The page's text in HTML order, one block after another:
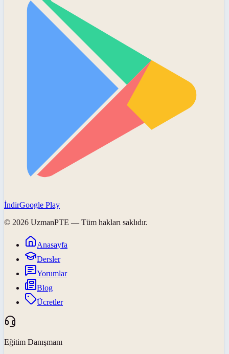
İndirGoogle Play
© 2026 UzmanPTE — Tüm hakları saklıdır.
Anasayfa
Dersler
Yorumlar
Blog
Ücretler
Eğitim Danışmanı